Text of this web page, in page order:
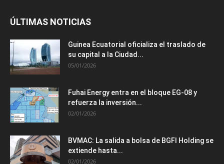
ÚLTIMAS NOTICIAS
Guinea Ecuatorial oficializa el traslado de
su capital a la Ciudad...
05/01/2026
Fuhai Energy entra en el bloque EG-08 y
refuerza la inversión...
02/01/2026
BVMAC: La salida a bolsa de BGFI Holding se
extiende hasta...
02/01/2026